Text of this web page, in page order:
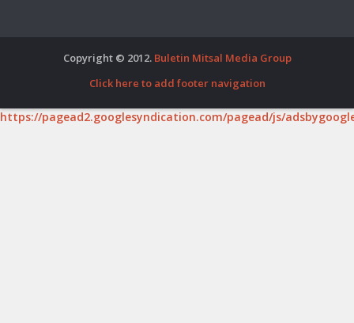
Copyright © 2012. Buletin Mitsal Media Group
Click here to add footer navigation
https://pagead2.googlesyndication.com/pagead/js/